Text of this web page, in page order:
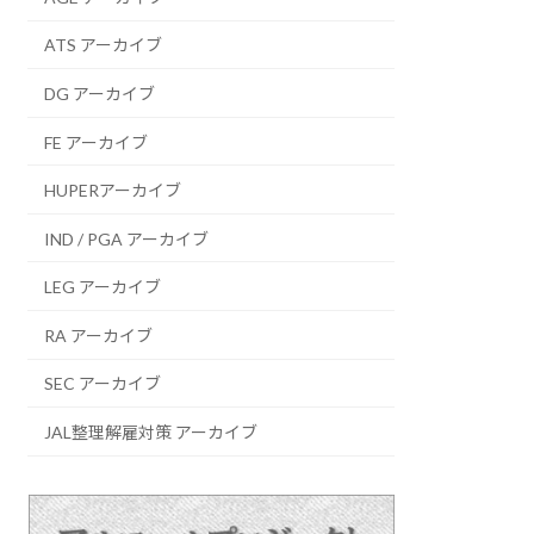
ATS アーカイブ
DG アーカイブ
FE アーカイブ
HUPERアーカイブ
IND / PGA アーカイブ
LEG アーカイブ
RA アーカイブ
SEC アーカイブ
JAL整理解雇対策 アーカイブ